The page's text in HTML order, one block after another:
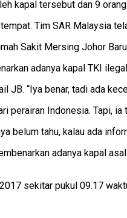
kapal tersebut dan 9
Tim SAR Malaysia
Sakit Mersing Johor
adanya kapal TKI
“Iya benar, tadi ada
perairan Indonesia. Tapi,
belum tahu, kalau ada
adanya kapal
sekitar pukul 09.17